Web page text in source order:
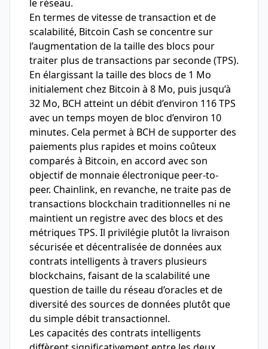
le réseau.
En termes de vitesse de transaction et de
scalabilité, Bitcoin Cash se concentre sur
l’augmentation de la taille des blocs pour
traiter plus de transactions par seconde (TPS).
En élargissant la taille des blocs de 1 Mo
initialement chez Bitcoin à 8 Mo, puis jusqu’à
32 Mo, BCH atteint un débit d’environ 116 TPS
avec un temps moyen de bloc d’environ 10
minutes. Cela permet à BCH de supporter des
paiements plus rapides et moins coûteux
comparés à Bitcoin, en accord avec son
objectif de monnaie électronique peer-to-
peer. Chainlink, en revanche, ne traite pas de
transactions blockchain traditionnelles ni ne
maintient un registre avec des blocs et des
métriques TPS. Il privilégie plutôt la livraison
sécurisée et décentralisée de données aux
contrats intelligents à travers plusieurs
blockchains, faisant de la scalabilité une
question de taille du réseau d’oracles et de
diversité des sources de données plutôt que
du simple débit transactionnel.
Les capacités des contrats intelligents